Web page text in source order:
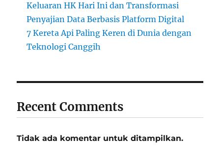
Keluaran HK Hari Ini dan Transformasi
Penyajian Data Berbasis Platform Digital
7 Kereta Api Paling Keren di Dunia dengan
Teknologi Canggih
Recent Comments
Tidak ada komentar untuk ditampilkan.